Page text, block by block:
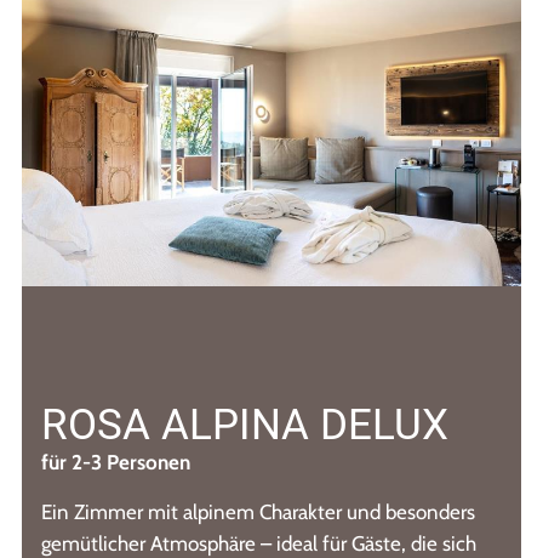
ROSA ALPINA DELUX
für 2-3 Personen
Ein Zimmer mit alpinem Charakter und besonders
gemütlicher Atmosphäre – ideal für Gäste, die sich